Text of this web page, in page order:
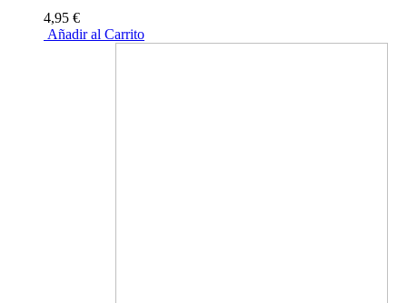
4,95 €
Añadir al Carrito